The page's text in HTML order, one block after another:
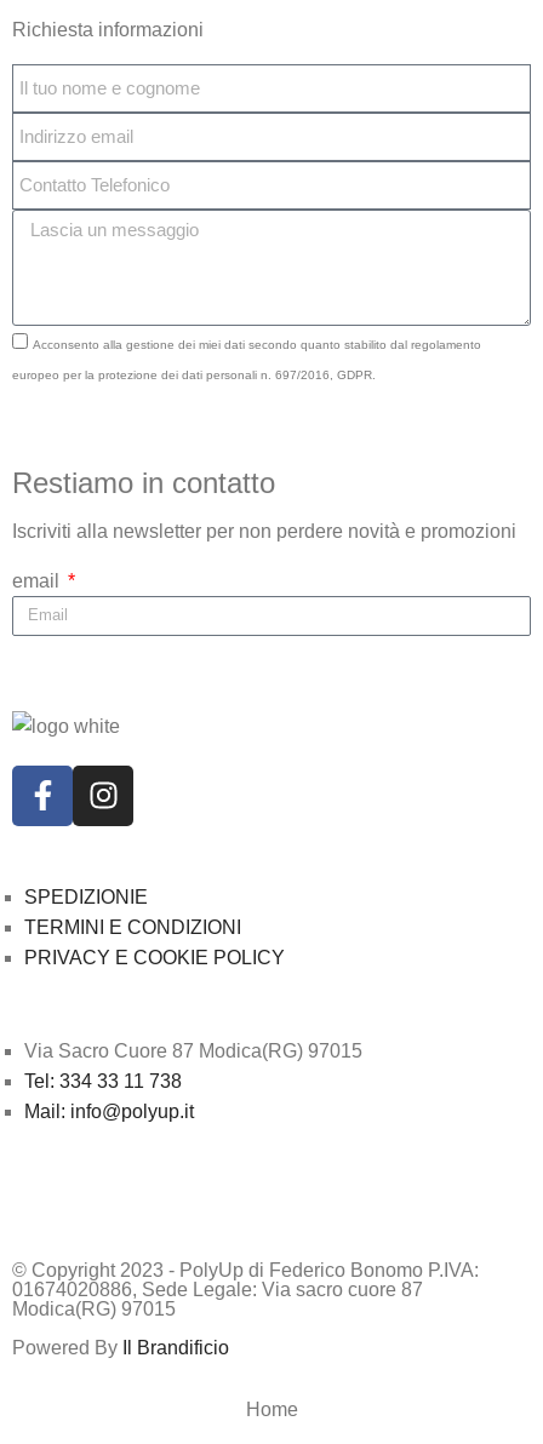
Richiesta informazioni
Acconsento alla gestione dei miei dati secondo quanto stabilito dal regolamento
europeo per la protezione dei dati personali n. 697/2016, GDPR.
Restiamo in contatto
Iscriviti alla newsletter per non perdere novità e promozioni
email
SPEDIZIONIE
TERMINI E CONDIZIONI
PRIVACY E COOKIE POLICY
Via Sacro Cuore 87 Modica(RG) 97015
Tel: 334 33 11 738
Mail: info@polyup.it
© Copyright 2023 - PolyUp di Federico Bonomo P.IVA:
01674020886, Sede Legale: Via sacro cuore 87
Modica(RG) 97015
Powered By
Il Brandificio
Home